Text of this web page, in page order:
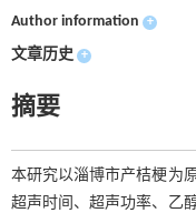
Author information +
文章历史 +
摘要
本研究以淄博市产桔梗为
超声时间、超声功率、乙